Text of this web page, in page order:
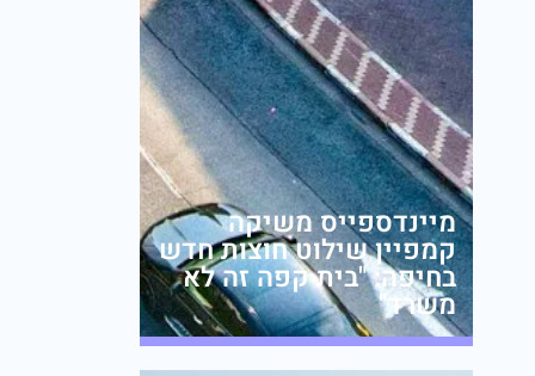
מיינדספייס משיקה
קמפיין שילוט חוצות חדש
בחיפה: "בית קפה זה לא
משרד"